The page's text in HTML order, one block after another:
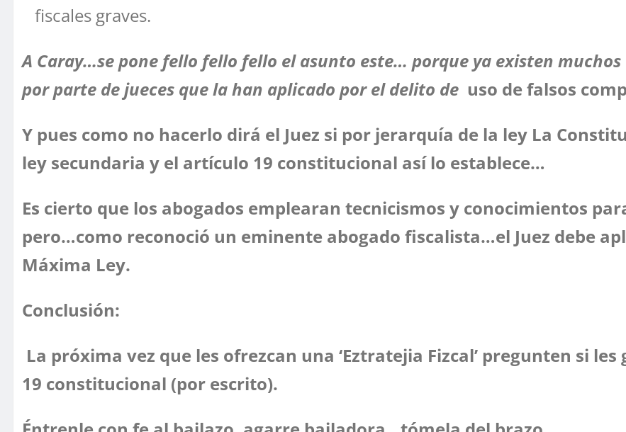
fiscales graves.
A Caray…se pone fello fello fello el asunto este… porque ya existen
por parte de jueces que la han aplicado por el delito de uso de falsos
Y pues como no hacerlo dirá el Juez si por jerarquía de la ley La
ley secundaria y el artículo 19 constitucional así lo establece…
Es cierto que los abogados emplearan tecnicismos y conocimientos
pero…como reconoció un eminente abogado fiscalista…el Juez debe
Máxima Ley.
Conclusión:
La próxima vez que les ofrezcan una ‘Eztratejia Fizcal’ pregunten si
19 constitucional (por escrito).